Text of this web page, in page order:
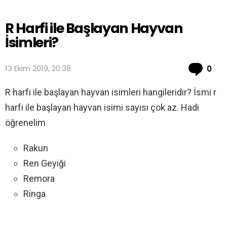
R Harfi ile Başlayan Hayvan
İsimleri?
13 Ekim 2019, 20:38 0
R harfi ile başlayan hayvan isimleri hangileridir? İsmi r
harfi ile başlayan hayvan isimi sayısı çok az. Hadi
öğrenelim
Rakun
Ren Geyiği
Remora
Ringa